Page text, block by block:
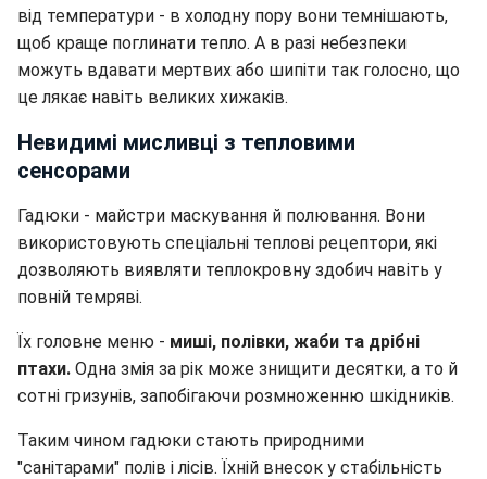
від температури - в холодну пору вони темнішають,
щоб краще поглинати тепло. А в разі небезпеки
можуть вдавати мертвих або шипіти так голосно, що
це лякає навіть великих хижаків.
Невидимі мисливці з тепловими
сенсорами
Гадюки - майстри маскування й полювання. Вони
використовують спеціальні теплові рецептори, які
дозволяють виявляти теплокровну здобич навіть у
повній темряві.
Їх головне меню - миші, полівки, жаби та дрібні
птахи. Одна змія за рік може знищити десятки, а то й
сотні гризунів, запобігаючи розмноженню шкідників.
Таким чином гадюки стають природними
"санітарами" полів і лісів. Їхній внесок у стабільність